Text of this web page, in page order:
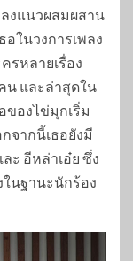
ลงแนวผสมผสาน
ในวงการเพลง
รหลายเรื่อง
น และล่าสุดใน
ของไข่มุกเริ่ม
จากนี้เธอยังมี
ะ อีหล่าเอ๋ย ซึ่ง
นฐานะนักร้อง